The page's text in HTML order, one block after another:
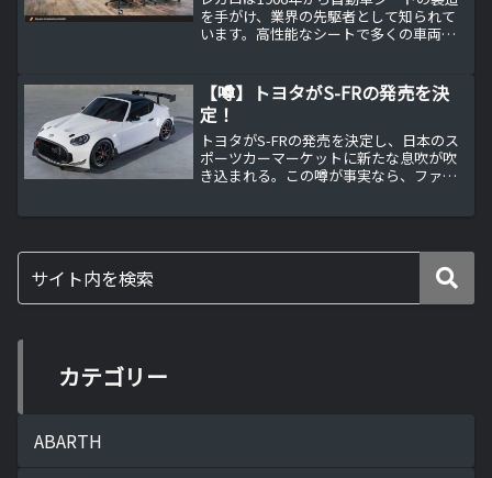
を手がけ、業界の先駆者として知られて
います。高性能なシートで多くの車両に
た。しかし、最近突然の倒産発表があ
り、自動車業界に大きな...
【噂】トヨタがS-FRの発売を決
定！
トヨタがS-FRの発売を決定し、日本のス
ポーツカーマーケットに新たな息吹が吹
き込まれる。この噂が事実なら、ファン
カテゴリー
ABARTH